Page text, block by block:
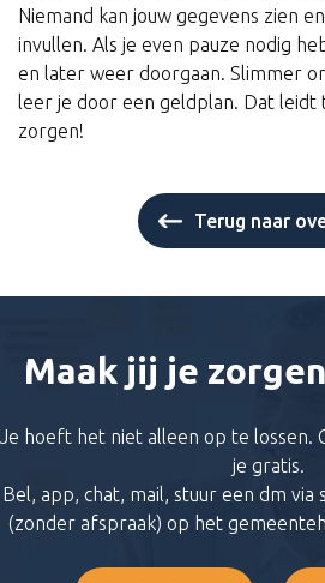
Niemand kan jouw gegevens zien
invullen. Als je even pauze nodig
en later weer doorgaan. Slimmer
leer je door een geldplan. Dat leidt
zorgen!
Terug naar
Maak jij je
Je hoeft het niet alleen op te lossen.
je gratis.
Bel, app, chat, mail, stuur een dm via
(zonder afspraak) op het